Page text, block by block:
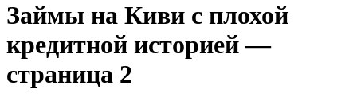
Займы на Киви с плохой
кредитной историей —
страница 2